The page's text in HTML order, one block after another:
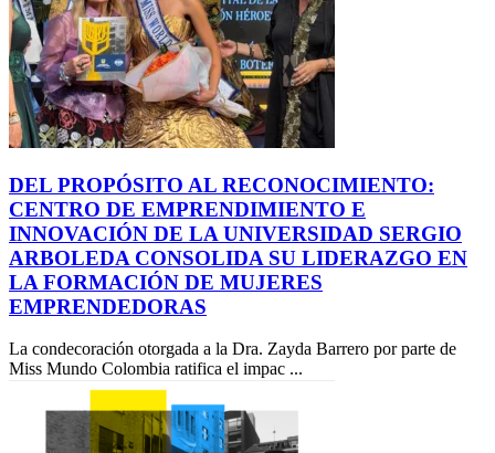
DEL PROPÓSITO AL RECONOCIMIENTO:
CENTRO DE EMPRENDIMIENTO E
INNOVACIÓN DE LA UNIVERSIDAD SERGIO
ARBOLEDA CONSOLIDA SU LIDERAZGO EN
LA FORMACIÓN DE MUJERES
EMPRENDEDORAS
La condecoración otorgada a la Dra. Zayda Barrero por parte de
Miss Mundo Colombia ratifica el impac ...